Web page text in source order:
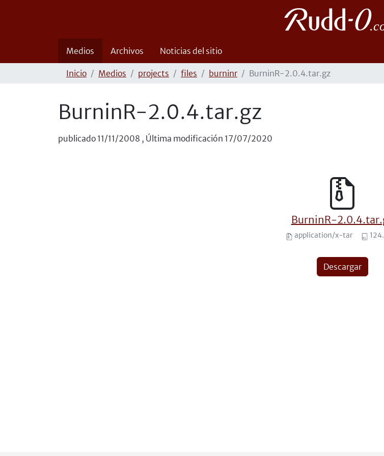
Medios Archivos Noticias del sitio
Inicio
Medios projects files burninr BurninR-2.0.4.tar.gz
BurninR-2.0.4.tar.gz
publicado 11/11/2008 , Última modificación 17/07/2020
BurninR-
application/x-tar
Descargar